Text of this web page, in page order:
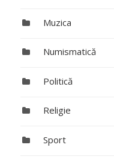
Muzica
Numismatică
Politică
Religie
Sport